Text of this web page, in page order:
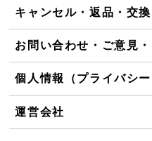
キャンセル・返品・交
お問い合わせ・ご意見
個人情報（プライバシ
運営会社